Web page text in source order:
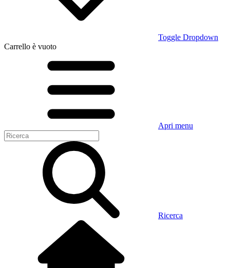
Toggle Dropdown
Carrello è vuoto
Apri menu
Ricerca